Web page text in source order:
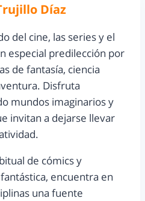
Díaz
del cine, las series y el
especial predilección por
de fantasía, ciencia
Disfruta
mundos imaginarios y
invitan a dejarse llevar
de cómics y
encuentra en
una fuente